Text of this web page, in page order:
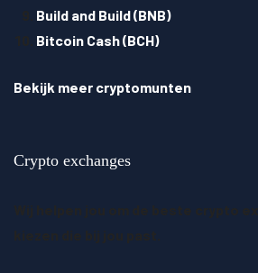
Build and Build (BNB)
Bitcoin Cash (BCH)
Bekijk meer cryptomunten
Crypto exchanges